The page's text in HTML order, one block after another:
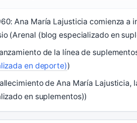
Ana María Lajusticia comienza a
(Arenal (blog especializado en
de la línea de
en deporte))
de Ana María Lajusticia,
en suplementos))